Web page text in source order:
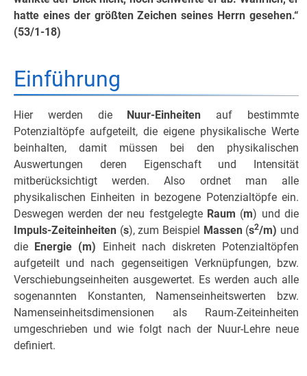
hatte eines der größten Zeichen seines Herrn gesehen.“
(53/1-18)
Einführung
Hier werden die Nuur-Einheiten auf bestimmte
Potenzialtöpfe aufgeteilt, die eigene physikalische Werte
beinhalten, damit müssen bei den physikalischen
Auswertungen deren Eigenschaft und Intensität
mitberücksichtigt werden. Also ordnet man alle
physikalischen Einheiten in bezogene Potenzialtöpfe ein.
Deswegen werden der neu festgelegte Raum (m) und die
Impuls-Zeiteinheiten (s), zum Beispiel Massen(s2/m) und
die Energie (m) Einheit nach diskreten Potenzialtöpfen
aufgeteilt und nach gegenseitigen Verknüpfungen, bzw.
Verschiebungseinheiten ausgewertet. Es werden auch alle
sogenannten Konstanten, Namenseinheitswerten bzw.
Namenseinheitsdimensionen als Raum-Zeiteinheiten
umgeschrieben und wie folgt nach der Nuur-Lehre neue
definiert.